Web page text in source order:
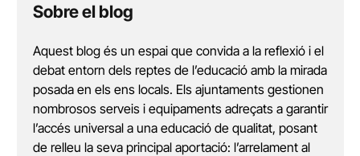
Sobre el blog
Aquest blog és un espai que convida a la reflexió i el
debat entorn dels reptes de l’educació amb la mirada
posada en els ens locals. Els ajuntaments gestionen
nombrosos serveis i equipaments adreçats a garantir
l’accés universal a una educació de qualitat, posant
de relleu la seva principal aportació: l’arrelament al